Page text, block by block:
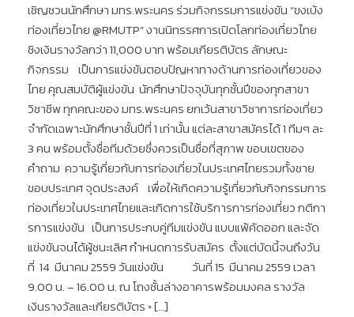
เชิญชวนนักศึกษา มทร.พระนคร ร่วมกิจกรรมการแข่งขัน “ขงเบ้ง
ท่องเที่ยวไทย @RMUTP” งานนิทรรศการเปิดโลกท่องเที่ยวไทย
ชิงเงินรางวัลกว่า 11,000 บาท พร้อมเกียรติบัตร ลักษณะ
กิจกรรม เป็นการแข่งขันตอบปัญหาทางด้านการท่องเที่ยวของ
ไทย คุณสมบัติผู้แข่งขัน นักศึกษาปัจจุบันทุกชั้นปีของทุกสาขา
วิชาชีพ ทุกคณะของ มทร.พระนคร ยกเว้นสาขาวิชาการท่องเที่ยว
จำกัดเฉพาะนักศึกษาชั้นปีที่ 1 เท่านั้น แต่ละสาขาสมัครได้ 1 ทีมๆ ละ
3 คน พร้อมตั้งชื่อทีมด้วยซึ่งควรเป็นชื่อที่สุภาพ ขอบเขตของ
คำถาม ความรู้เกี่ยวกับการท่องเที่ยวในประเทศไทยรวมทั้งชาย
ขอบประเทศ จุดประสงค์ เพื่อให้เกิดความรู้เกี่ยวกับกิจกรรมการ
ท่องเที่ยวในประเทศไทยและเกิดการใช้บริการการท่องเที่ยว กติกา
รการแข่งขัน เป็นการประกบคู่ทีมแข่งขัน แบบแพ้คัดออก และจัด
แข่งขันจนได้ผู้ชนะเลิศ กำหนดการรับสมัคร ตั้งแต่บัดนี้จนถึงวัน
ที่ 14 มีนาคม 2559 วันแข่งขัน วันที่ 15 มีนาคม 2559 เวลา
9.00 น. – 16.00 น. ณ โถงชั้นล่างอาคารพร้อมมงคล รางวัล
เงินรางวัลและเกียรติบัตร ◦ […]